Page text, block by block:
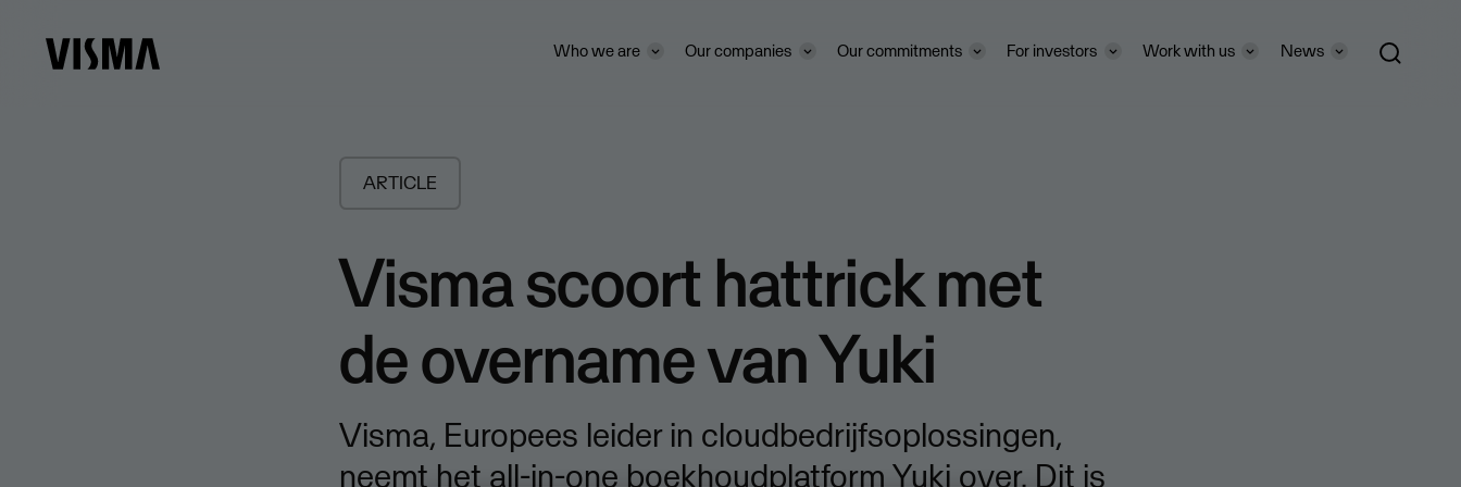
Who we are Our companies Our commitments For investors Work with us News
ARTICLE
Visma scoort hattrick met
de overname van Yuki
Visma, Europees leider in cloudbedrijfsoplossingen,
neemt het all-in-one boekhoudplatform Yuki over. Dit is